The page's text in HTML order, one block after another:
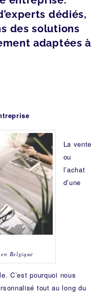
dédiés,
des solutions
adaptées à
Belgique
La vente
ou
l’achat
d’une
C’est pourquoi nous
tout au long du